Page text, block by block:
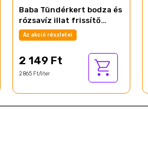
Baba Tündérkert bodza és
rózsavíz illat frissítő
tusfürdő 750 ml
Az akció részletei
2 149 Ft
2 865 Ft/liter